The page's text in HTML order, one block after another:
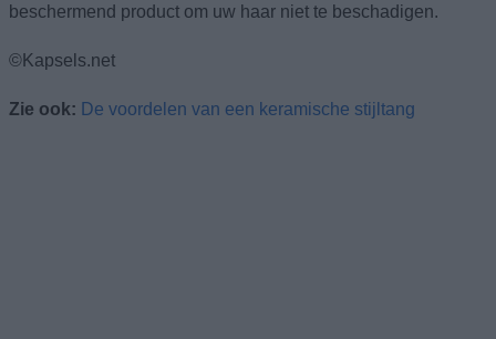
beschermend product om uw haar niet te beschadigen.
©Kapsels.net
Zie ook: De voordelen van een keramische stijltang